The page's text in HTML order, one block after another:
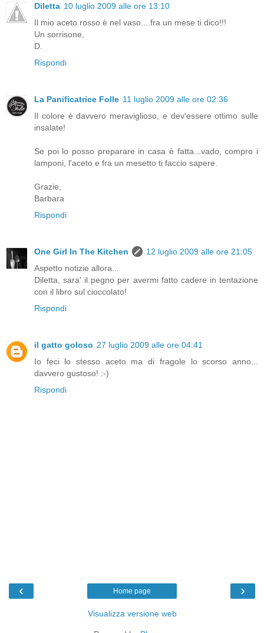
Diletta 10 luglio 2009 alle ore 13:10
Il mio aceto rosso è nel vaso....fra un mese ti dico!!!
Un sorrisone,
D.
Rispondi
La Panificatrice Folle 11 luglio 2009 alle ore 02:36
Il colore è davvero meraviglioso, e dev'essere ottimo sulle
insalate!
Se poi lo posso preparare in casa è fatta...vado, compro i
lamponi, l'aceto e fra un mesetto ti faccio sapere.
Grazie,
Barbara
Rispondi
One Girl In The Kitchen
12 luglio 2009 alle ore 21:05
Aspetto notizie allora...
Diletta, sara' il pegno per avermi fatto cadere in tentazione
con il libro sul cioccolato!
Rispondi
il gatto goloso 27 luglio 2009 alle ore 04:41
Io feci lo stesso aceto ma di fragole lo scorso anno...
davvero gustoso! :-)
Rispondi
‹ ›
Home page
Visualizza versione web